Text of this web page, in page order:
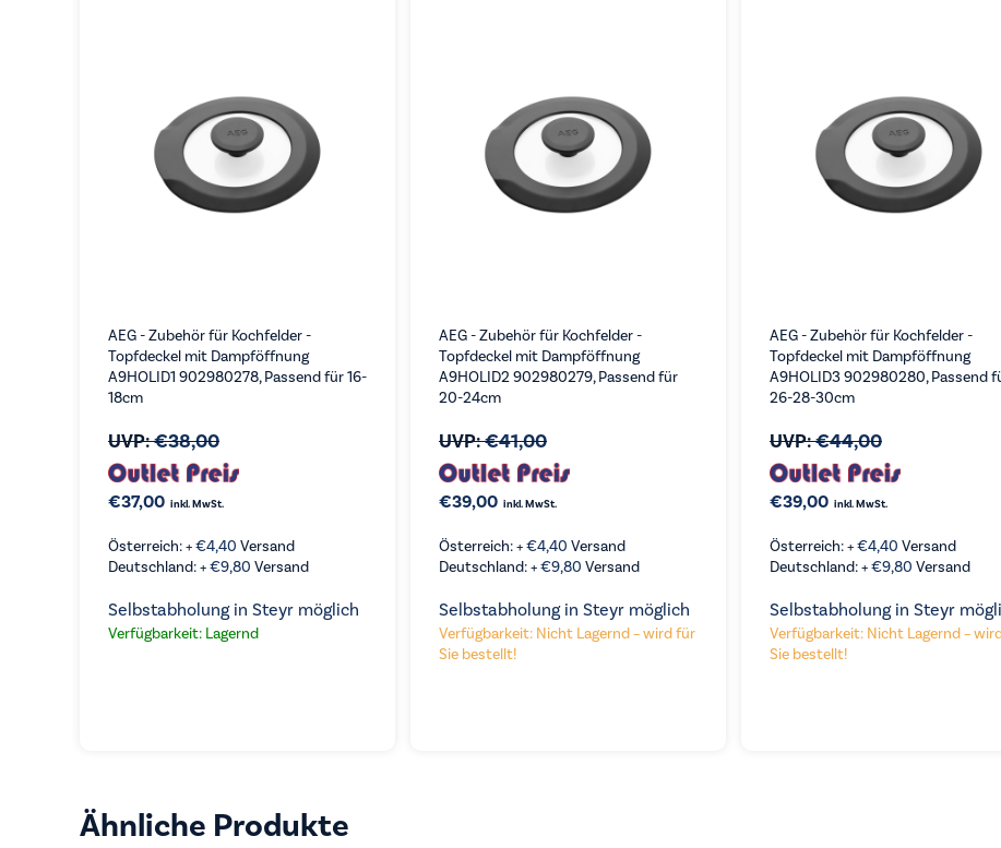
AEG - Zubehör für Kochfelder -
Topfdeckel mit Dampföffnung
A9HOLID1 902980278, Passend für 16-
18cm
UVP:€38,00
€37,00 inkl. MwSt.
Österreich: +€4,40 Versand
Deutschland: +€9,80 Versand
Selbstabholung in Steyr möglich
Verfügbarkeit: Lagernd
AEG - Zubehör für Kochfelder -
Topfdeckel mit Dampföffnung
A9HOLID2 902980279, Passend für
20-24cm
UVP:€41,00
€39,00 inkl. MwSt.
Österreich: +€4,40 Versand
Deutschland: +€9,80 Versand
Selbstabholung in Steyr möglich
Verfügbarkeit: Nicht Lagernd – wird für
Sie bestellt!
AEG - Zubehör für Kochfelder -
Topfdeckel mit Dampföffnung
A9HOLID3 902980280, Passend
26-28-30cm
UVP:€44,00
€39,00 inkl. MwSt.
Österreich: +€4,40 Versand
Deutschland: +€9,80 Versand
Selbstabholung in Steyr
Verfügbarkeit: Nicht Lagernd –
Sie bestellt!
Ähnliche Produkte